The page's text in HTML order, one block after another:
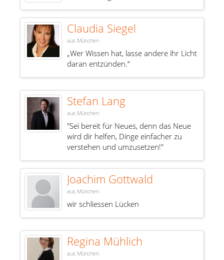
Claudia Siegel
aus München
„Wer Wissen hat, lasse andere ihr Licht
daran entzünden.“
Stefan Lang
aus München
"Sei bereit für Neues, denn das Neue
wird dir helfen, Dinge einfacher zu
verstehen und umzusetzen!"
Joachim Gottwald
aus München
wir schliessen Lücken
Regina Mühlich
aus München